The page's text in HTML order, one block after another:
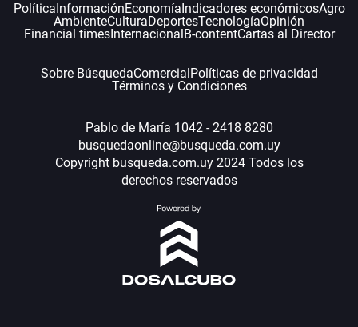
Política InformaciónEconomía Indicadores económicosAgro
AmbienteCulturaDeportesTecnologíaOpinión
Financial timesInternacional B-contentCartas al Director
Sobre BúsquedaComercial Políticas de privacidad
Términos y Condiciones
Pablo de María 1042 - 2418 8280
busquedaonline@busqueda.com.uy
Copyright busqueda.com.uy 2024 Todos los
derechos reservados